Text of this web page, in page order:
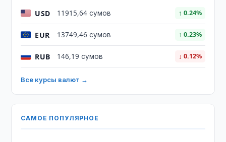
USD 11915,64 сумов ↑ 0.24%
EUR 13749,46 сумов ↑ 0.23%
RUB 146,19 сумов ↓ 0.12%
Все курсы валют →
САМОЕ ПОПУЛЯРНОЕ